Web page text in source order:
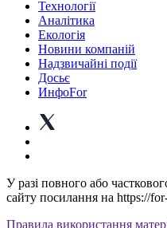
Технології
Аналітика
Екологія
Новини компаній
Надзвичайні події
Досьє
ИнфоFor
У разі повного або
сайту посилання на https://
Правила використання